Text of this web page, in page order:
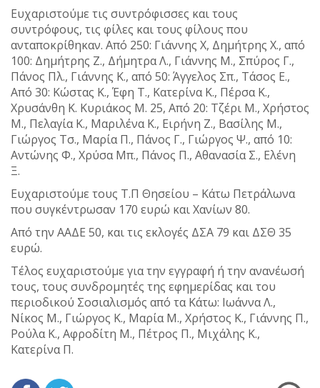
Ευχαριστούμε τις συντρόφισσες και τους
συντρόφους, τις φίλες και τους φίλους που
ανταποκρίθηκαν. Από 250: Γιάννης Χ, Δημήτρης Χ., από
100: Δημήτρης Ζ., Δήμητρα Λ., Γιάννης Μ., Σπύρος Γ.,
Πάνος Πλ., Γιάννης Κ., από 50: Άγγελος Σπ., Τάσος Ε.,
Από 30: Κώστας Κ., Έφη Τ., Κατερίνα Κ., Πέρσα Κ.,
Χρυσάνθη Κ. Κυριάκος Μ. 25, Από 20: Τζέρι Μ., Χρήστος
Μ., Πελαγία Κ., Μαριλένα Κ., Ειρήνη Ζ., Βασίλης Μ.,
Γιώργος Τσ., Μαρία Π., Πάνος Γ., Γιώργος Ψ., από 10:
Αντώνης Φ., Χρύσα Μπ., Πάνος Π., Αθανασία Σ., Ελένη
Ξ.
Ευχαριστούμε τους Τ.Π Θησείου – Κάτω Πετράλωνα
που συγκέντρωσαν 170 ευρώ και Χανίων 80.
Από την ΑΑΔΕ 50, και τις εκλογές ΔΣΑ 79 και ΔΣΘ 35
ευρώ.
Τέλος ευχαριστούμε για την εγγραφή ή την ανανέωσή
τους, τους συνδρομητές της εφημερίδας και του
περιοδικού Σοσιαλισμός από τα Κάτω: Ιωάννα Λ.,
Νίκος Μ., Γιώργος Κ., Μαρία Μ., Χρήστος Κ., Γιάννης Π.,
Ρούλα Κ., Αφροδίτη Μ., Πέτρος Π., Μιχάλης Κ.,
Κατερίνα Π.